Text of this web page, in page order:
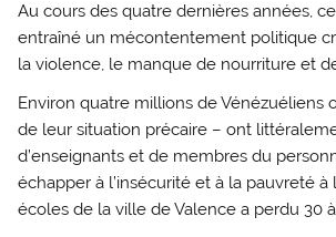
Au cours des quatre dernières années,
entraîné un mécontentement politique
la violence, le manque de nourriture et
Environ quatre millions de Vénézuéliens
de leur situation précaire – ont
d’enseignants et de membres du
échapper à l’insécurité et à la pauvreté
écoles de la ville de Valence a perdu 30